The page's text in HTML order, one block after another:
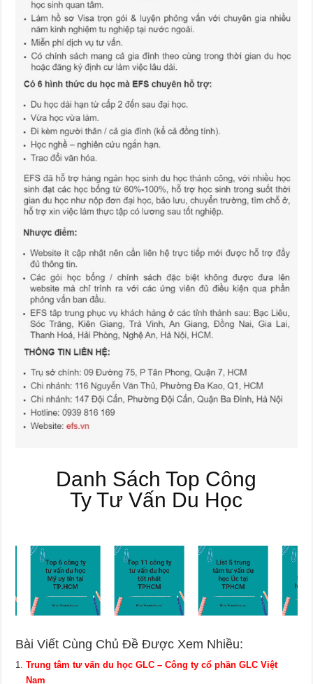
Danh Sách Top Công
Ty Tư Vấn Du Học
Bài Viết Cùng Chủ Đề Được Xem Nhiều:
Trung tâm tư vấn du học GLC – Công ty cổ phần GLC Việt
Nam